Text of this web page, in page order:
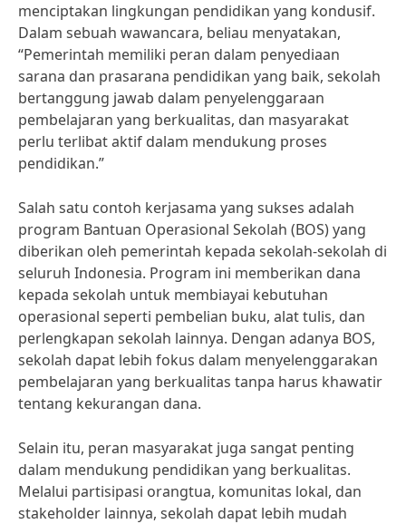
menciptakan lingkungan pendidikan yang kondusif.
Dalam sebuah wawancara, beliau menyatakan,
“Pemerintah memiliki peran dalam penyediaan
sarana dan prasarana pendidikan yang baik, sekolah
bertanggung jawab dalam penyelenggaraan
pembelajaran yang berkualitas, dan masyarakat
perlu terlibat aktif dalam mendukung proses
pendidikan.”
Salah satu contoh kerjasama yang sukses adalah
program Bantuan Operasional Sekolah (BOS) yang
diberikan oleh pemerintah kepada sekolah-sekolah di
seluruh Indonesia. Program ini memberikan dana
kepada sekolah untuk membiayai kebutuhan
operasional seperti pembelian buku, alat tulis, dan
perlengkapan sekolah lainnya. Dengan adanya BOS,
sekolah dapat lebih fokus dalam menyelenggarakan
pembelajaran yang berkualitas tanpa harus khawatir
tentang kekurangan dana.
Selain itu, peran masyarakat juga sangat penting
dalam mendukung pendidikan yang berkualitas.
Melalui partisipasi orangtua, komunitas lokal, dan
stakeholder lainnya, sekolah dapat lebih mudah